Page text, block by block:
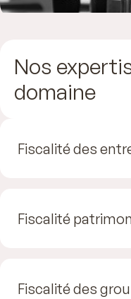
Nos
domaine
Fiscalité des
Fiscalité
Fiscalité des